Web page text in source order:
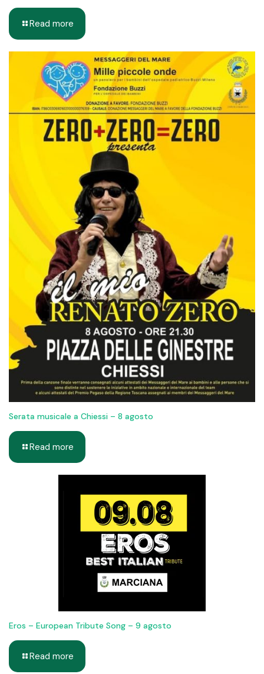
Read more
Serata musicale a Chiessi – 8 agosto
Read more
Eros – European Tribute Song – 9 agosto
Read more